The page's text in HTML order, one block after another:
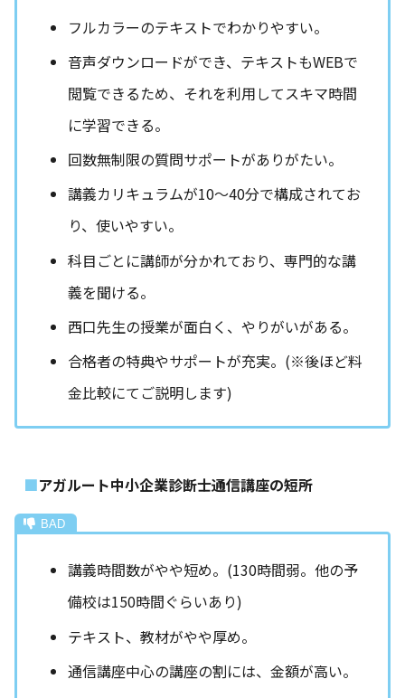
フルカラーのテキストでわかりやすい。
音声ダウンロードができ、テキストもWEBで
閲覧できるため、それを利用してスキマ時間
に学習できる。
回数無制限の質問サポートがありがたい。
講義カリキュラムが10～40分で構成されてお
り、使いやすい。
科目ごとに講師が分かれており、専門的な講
義を聞ける。
西口先生の授業が面白く、やりがいがある。
合格者の特典やサポートが充実。(※後ほど料
金比較にてご説明します)
アガルート中小企業診断士通信講座の短所
講義時間数がやや短め。(130時間弱。他の予
備校は150時間ぐらいあり)
テキスト、教材がやや厚め。
通信講座中心の講座の割には、金額が高い。